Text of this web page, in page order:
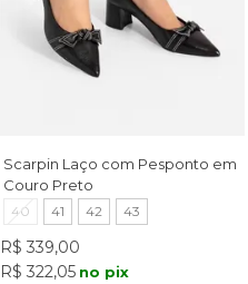
Scarpin Laço com Pesponto em
Couro Preto
40 41 42 43
R$ 339,00
R$ 322,05 no pix